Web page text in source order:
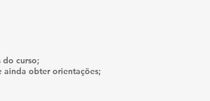
do curso;
ainda obter orientações;